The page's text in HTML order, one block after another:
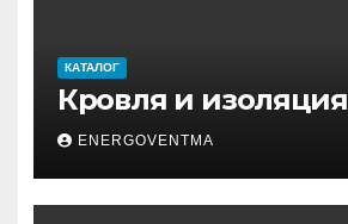
КАТАЛОГ
Кровля и изоляция
ENERGOVENTMA